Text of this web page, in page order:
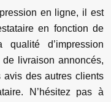
en ligne, il est
en fonction de
d’impression
livraison annoncés,
avis des autres clients
N’hésitez pas à